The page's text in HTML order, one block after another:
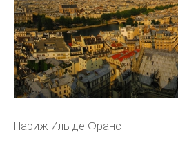
Париж Иль де Франс